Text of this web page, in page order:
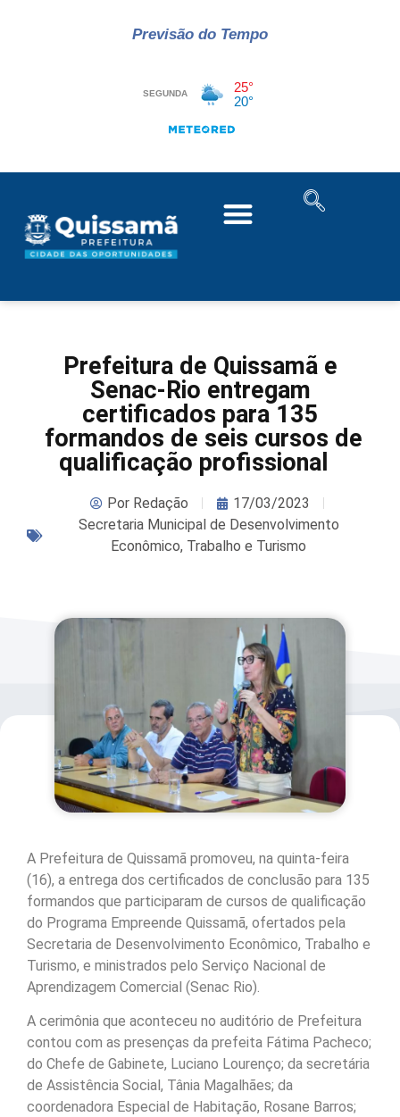
Previsão do Tempo
Prefeitura de Quissamã e
Senac-Rio entregam
certificados para 135
formandos de seis cursos de
qualificação profissional
PorRedação
17/03/2023
Secretaria Municipal de Desenvolvimento
Econômico, Trabalho e Turismo
A Prefeitura de Quissamã promoveu, na quinta-feira
(16), a entrega dos certificados de conclusão para 135
formandos que participaram de cursos de qualificação
do Programa Empreende Quissamã, ofertados pela
Secretaria de Desenvolvimento Econômico, Trabalho e
Turismo, e ministrados pelo Serviço Nacional de
Aprendizagem Comercial (Senac Rio).
A cerimônia que aconteceu no auditório de Prefeitura
contou com as presenças da prefeita Fátima Pacheco;
do Chefe de Gabinete, Luciano Lourenço; da secretária
de Assistência Social, Tânia Magalhães; da
coordenadora Especial de Habitação, Rosane Barros;